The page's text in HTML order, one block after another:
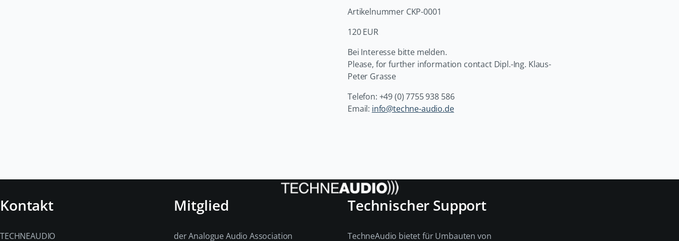
Artikelnummer CKP-0001
120 EUR
Bei Interesse bitte melden.
Please, for further information contact Dipl.-Ing. Klaus-
Peter Grasse
Telefon: +49 (0) 7755 938 586
Email: info@techne-audio.de
Kontakt
TECHNEAUDIO
Mitglied
der Analogue Audio Association
Technischer Support
TechneAudio bietet für Umbauten von